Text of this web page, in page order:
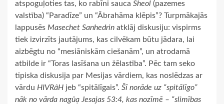
atspoguļoties tas, ko rabīni sauca Sheol (pazemes
valstība) “Paradīze” un “Ābrahāma klēpis”? Turpmākajās
lappusēs Masechet Sanhedrin atklāj diskusiju: vispirms
tiek izvirzīts jautājums, kas cilvēkam būtu jādara, lai
aizbēgtu no “mesiāniskām ciešanām”, un atrodamā
atbilde ir “Toras lasīšana un žēlastība”. Pēc tam seko
tipiska diskusija par Mesijas vārdiem, kas noslēdzas ar
vārdu HIVRâH jeb “spitālīgais”. Šī norāde uz “spitālīgo”
nāk no vārda nagûạ Jesajas 53:4, kas nozīmē – “slimības